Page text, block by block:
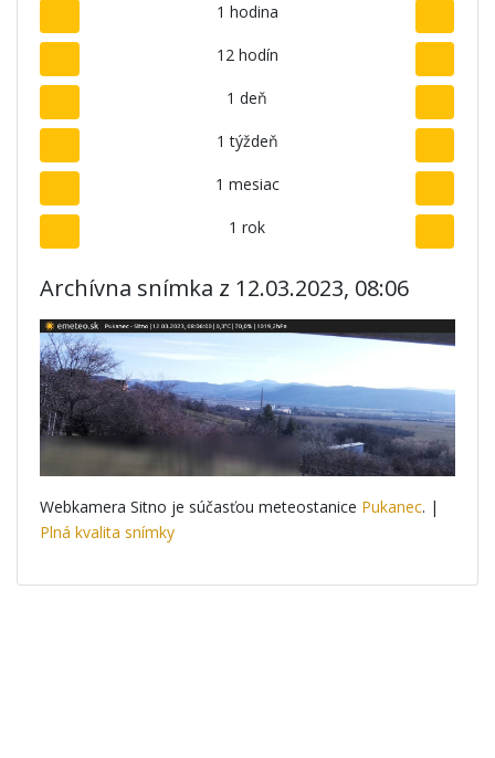
1 hodina
12 hodín
1 deň
1 týždeň
1 mesiac
1 rok
Archívna snímka z 12.03.2023, 08:06
Webkamera Sitno je súčasťou meteostanice Pukanec. |
Plná kvalita snímky